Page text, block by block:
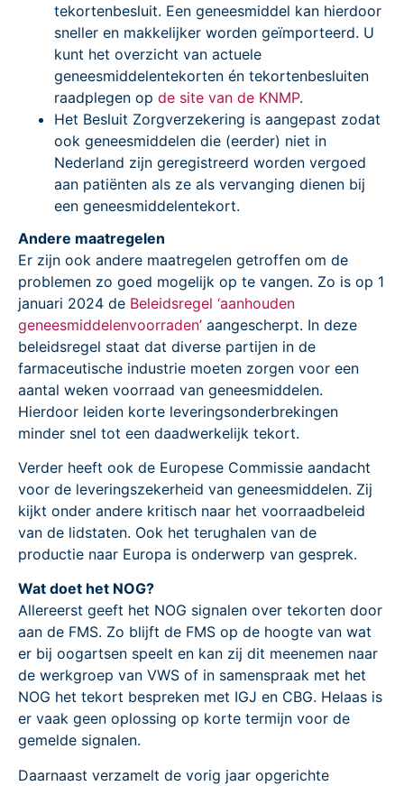
tekortenbesluit. Een geneesmiddel kan hierdoor
sneller en makkelijker worden geïmporteerd. U
kunt het overzicht van actuele
geneesmiddelentekorten én tekortenbesluiten
raadplegen op de site van de KNMP.
Het Besluit Zorgverzekering is aangepast zodat
ook geneesmiddelen die (eerder) niet in
Nederland zijn geregistreerd worden vergoed
aan patiënten als ze als vervanging dienen bij
een geneesmiddelentekort.
Andere maatregelen
Er zijn ook andere maatregelen getroffen om de
problemen zo goed mogelijk op te vangen. Zo is op 1
januari 2024 de Beleidsregel ‘aanhouden
geneesmiddelenvoorraden’ aangescherpt. In deze
beleidsregel staat dat diverse partijen in de
farmaceutische industrie moeten zorgen voor een
aantal weken voorraad van geneesmiddelen.
Hierdoor leiden korte leveringsonderbrekingen
minder snel tot een daadwerkelijk tekort.
Verder heeft ook de Europese Commissie aandacht
voor de leveringszekerheid van geneesmiddelen. Zij
kijkt onder andere kritisch naar het voorraadbeleid
van de lidstaten. Ook het terughalen van de
productie naar Europa is onderwerp van gesprek.
Wat doet het NOG?
Allereerst geeft het NOG signalen over tekorten door
aan de FMS. Zo blijft de FMS op de hoogte van wat
er bij oogartsen speelt en kan zij dit meenemen naar
de werkgroep van VWS of in samenspraak met het
NOG het tekort bespreken met IGJ en CBG. Helaas is
er vaak geen oplossing op korte termijn voor de
gemelde signalen.
Daarnaast verzamelt de vorig jaar opgerichte